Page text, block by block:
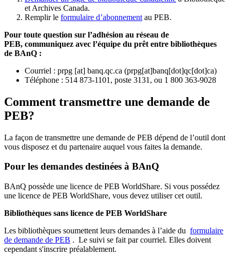
et Archives Canada.
Remplir le formulaire d’abonnement au PEB.
Pour toute question sur l’adhésion au réseau de
PEB, communiquez avec l’équipe du prêt entre bibliothèques
de BAnQ :
Courriel : prpg [at] banq.qc.ca (prpg[at]banq[dot]qc[dot]ca)
Téléphone : 514 873-1101, poste 3131, ou 1 800 363-9028
Comment transmettre une demande de
PEB?
La façon de transmettre une demande de PEB dépend de l’outil dont
vous disposez et du partenaire auquel vous faites la demande.
Pour les demandes destinées à BAnQ
BAnQ possède une licence de PEB WorldShare. Si vous possédez
une licence de PEB WorldShare, vous devez utiliser cet outil.
Bibliothèques sans licence de PEB WorldShare
Les bibliothèques soumettent leurs demandes à l’aide du formulaire
de demande de PEB . Le suivi se fait par courriel. Elles doivent
cependant s'inscrire préalablement.